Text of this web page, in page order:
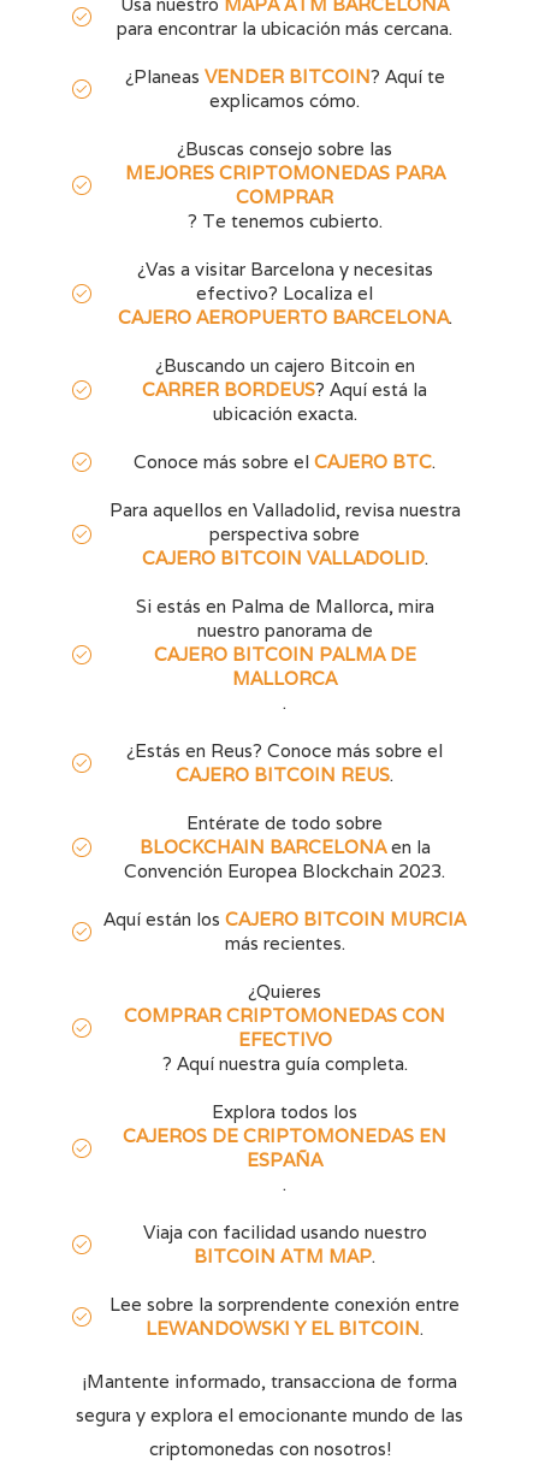
para encontrar la ubicación más cercana.
¿Planeas VENDER BITCOIN? Aquí te
explicamos cómo.
¿Buscas consejo sobre las
MEJORES CRIPTOMONEDAS PARA
COMPRAR
? Te tenemos cubierto.
¿Vas a visitar Barcelona y necesitas
efectivo? Localiza el
CAJERO AEROPUERTO BARCELONA.
¿Buscando un cajero Bitcoin en
CARRER BORDEUS? Aquí está la
ubicación exacta.
Conoce más sobre el CAJERO BTC.
Para aquellos en Valladolid, revisa nuestra
perspectiva sobre
CAJERO BITCOIN VALLADOLID.
Si estás en Palma de Mallorca, mira
nuestro panorama de
CAJERO BITCOIN PALMA DE
MALLORCA
.
¿Estás en Reus? Conoce más sobre el
CAJERO BITCOIN REUS.
Entérate de todo sobre
BLOCKCHAIN BARCELONAen la
Convención Europea Blockchain 2023.
Aquí están los CAJERO BITCOIN MURCIA
más recientes.
¿Quieres
COMPRAR CRIPTOMONEDAS CON
EFECTIVO
? Aquí nuestra guía completa.
Explora todos los
CAJEROS DE CRIPTOMONEDAS EN
ESPAÑA
.
Viaja con facilidad usando nuestro
BITCOIN ATM MAP.
Lee sobre la sorprendente conexión entre
LEWANDOWSKI Y EL BITCOIN.
¡Mantente informado, transacciona de forma
segura y explora el emocionante mundo de las
criptomonedas con nosotros!